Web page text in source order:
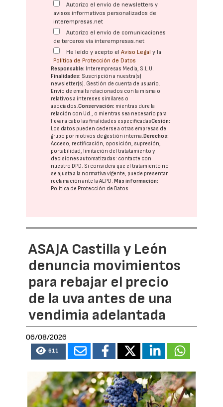
Autorizo el envío de newsletters y
avisos informativos personalizados de
interempresas.net
Autorizo el envío de comunicaciones
de terceros vía interempresas.net
He leído y acepto elAviso Legal y la
Política de Protección de Datos
Responsable: Interempresas Media, S.L.U.
Finalidades: Suscripción a nuestra(s)
newsletter(s). Gestión de cuenta de usuario.
Envío de emails relacionados con la misma o
relativos a intereses similares o
asociados.Conservación: mientras dure la
relación con Ud., o mientras sea necesario para
llevar a cabo las finalidades especificadasCesión:
Los datos pueden cederse a otras empresas del
grupo por motivos de gestión interna.Derechos:
Acceso, rectificación, oposición, supresión,
portabilidad, limitación del tratatamiento y
decisiones automatizadas: contacte con
nuestro DPD . Si considera que el tratamiento no
se ajusta a la normativa vigente, puede presentar
reclamación ante laAEPD .Más información:
Política de Protección de Datos
ASAJA Castilla y León
denuncia movimientos
para rebajar el precio
de la uva antes de una
vendimia adelantada
06/08/2026
611